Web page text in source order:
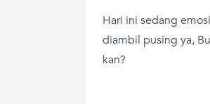
Hari ini sedang
diambil pusing ya,
kan?